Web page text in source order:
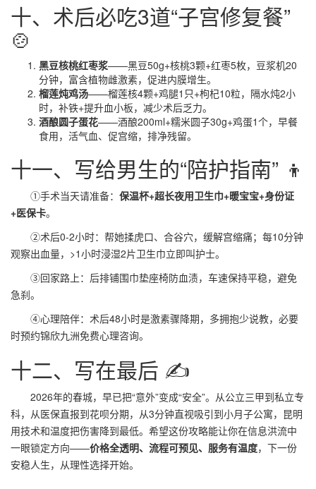
十、术后必吃3道“子宫修复餐”
🍲
黑豆核桃红枣浆——黑豆50g+核桃3颗+红枣5枚，豆浆机20
分钟，富含植物雌激素，促进内膜增生。
榴莲炖鸡汤——榴莲核4颗+鸡腿1只+枸杞10粒，隔水炖2小
时，补铁+提升血小板，减少术后乏力。
酒酿圆子蛋花——酒酿200ml+糯米圆子30g+鸡蛋1个，早餐
食用，活气血、促宫缩，排净残留。
十一、写给男生的“陪护指南” 👦
①手术当天请准备： 保温杯+超长夜用卫生巾+暖宝宝+身份证
+医保卡。
②术后0-2小时：帮她揉虎口、合谷穴，缓解宫缩痛；每10分钟
观察出血量，>1小时浸湿2片卫生巾立即叫护士。
③回家路上：后排铺围巾垫座椅防血渍，车速保持平稳，避免
急刹。
④心理陪伴：术后48小时是激素骤降期，多拥抱少说教，必要
时预约锦欣九洲免费心理咨询。
十二、写在最后 ✍️
2026年的春城，早已把“意外”变成“安全”。从公立三甲到私立专
科，从医保直报到花呗分期，从3分钟直视吸引到小月子公寓，昆明
用技术和温度把伤害降到最低。希望这份攻略能让你在信息洪流中
一眼锁定方向——价格全透明、流程可预见、服务有温度，下一份
安稳人生，从理性选择开始。